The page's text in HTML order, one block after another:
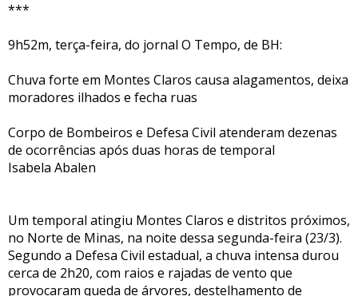
***
9h52m, terça-feira, do jornal O Tempo, de BH:
Chuva forte em Montes Claros causa alagamentos, deixa
moradores ilhados e fecha ruas
Corpo de Bombeiros e Defesa Civil atenderam dezenas
de ocorrências após duas horas de temporal
Isabela Abalen
Um temporal atingiu Montes Claros e distritos próximos,
no Norte de Minas, na noite dessa segunda-feira (23/3).
Segundo a Defesa Civil estadual, a chuva intensa durou
cerca de 2h20, com raios e rajadas de vento que
provocaram queda de árvores, destelhamento de